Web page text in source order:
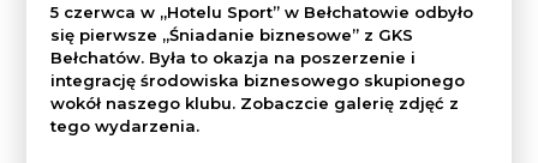
5 czerwca w „Hotelu Sport” w Bełchatowie odbyło
się pierwsze „Śniadanie biznesowe” z GKS
Bełchatów. Była to okazja na poszerzenie i
integrację środowiska biznesowego skupionego
wokół naszego klubu. Zobaczcie galerię zdjęć z
tego wydarzenia.